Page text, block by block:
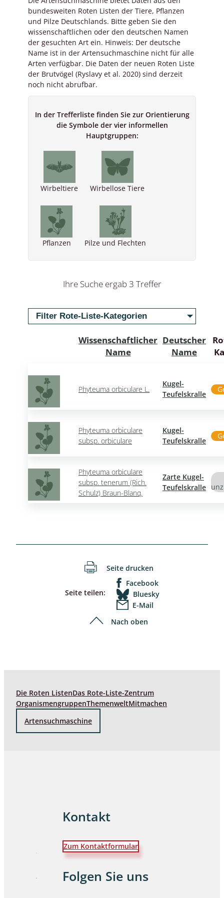
bundesweiten Roten Listen der Tiere, Pflanzen
und Pilze Deutschlands. Bitte geben Sie den
wissenschaftlichen oder den deutschen Namen
der gesuchten Art ein. Hinweis: Der deutsche
Name ist in der Artensuchmaschine nicht für alle
Arten verfügbar. Die Daten der neuen Roten Liste
der Brutvögel (Ryslavy et al. 2020) sind derzeit
noch nicht abrufbar.
In der Trefferliste finden Sie zur Orientierung
die Symbole der vier informellen
Hauptgruppen:
Wirbeltiere Wirbellose Tiere
Pflanzen Pilze und Flechten
Ihre Suche ergab 3 Treffer
Filter Rote-Liste-Kategorien
Wissenschaftlicher
Name
Deutscher
Name
Phyteuma orbiculare L.
Kugel-
Teufelskralle
Phyteuma orbiculare
subsp. orbiculare
Kugel-
Teufelskralle
Phyteuma orbiculare
subsp. tenerum (Rich.
Schulz) Braun-Blanq.
Zarte Kugel-
Teufelskralle
Seite drucken
Seite teilen:
Facebook
Bluesky
E-Mail
Nach oben
Die Roten ListenDas Rote-Liste-Zentrum
OrganismengruppenThemenweltMitmachen
Artensuchmaschine
Kontakt
Zum Kontaktformular
Folgen Sie uns